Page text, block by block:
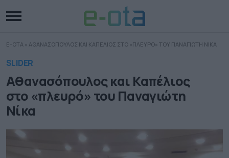
E-OTA » ΑΘΑΝΑΣΟΠΟΥΛΟΣ ΚΑΙ ΚΑΠΕΛΙΟΣ ΣΤΟ «ΠΛΕΥΡΟ» ΤΟΥ ΠΑΝΑΓΙΩΤΗ ΝΙΚΑ
SLIDER
Αθανασόπουλος και Καπέλιος
στο «πλευρό» του Παναγιώτη
Νίκα